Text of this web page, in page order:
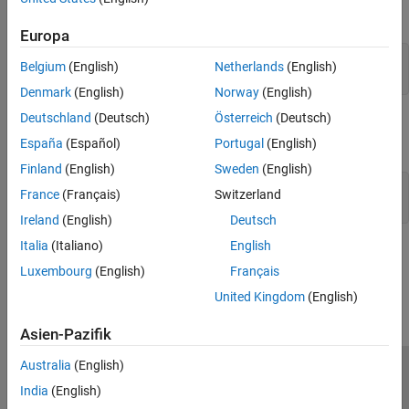
s2Obj = clib.lib.S2;
s2Obj.s1
To work around this issue, initialize the pointer inside the struct
definition:
struct S1 { S1() {}; }; struct S2 { S1 *s1; S2() {}; S1
s1 = S1(); // initialize pointer };
How useful was this information?
Europa
Belgium (English)
Denmark (English)
Deutschland (Deutsch)
España (Español)
Finland (English)
France (Français)
Ireland (English)
Italia (Italiano)
Luxembourg (English)
Netherlands(English)
Norway(English)
Österreich (Deutsch)
Portugal (English)
Sweden (English)
Switzerland
Deutsch
English
Français
United Kingdom(English)
Asien-Pazifik
Australia (English)
India (English)